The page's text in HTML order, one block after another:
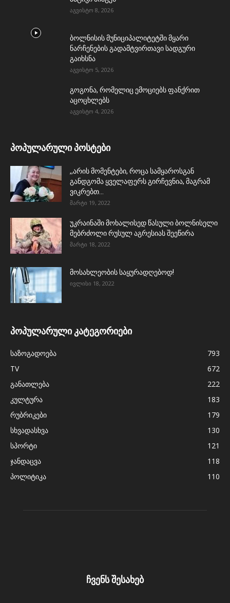
აგვისტო 8, 2026
ბოლნისის მუნიციპალიტეტში მყარი
ნარჩენების გადამტვირთავი სადგური
გაიხსნა
აგვისტო 5, 2026
გოგონა, რომელიც ემოციებს ფანქრით
აცოცხლებს
აგვისტო 4, 2026
პოპულარული პოსტები
,,არის მომენტები, როცა სამყაროსგან
განდგომა ყველაფერს გირჩევნია, მაგრამ
ვიკრებთ...
მარტი 19, 2022
უკრაინაში მოხალისედ წასული ბოლნისელი
მებრძოლი რუსულ აგრესიას შეეწირა
მარტი 18, 2022
მოსახლეობის საყურადღებოდ!
ივლისი 18, 2022
პოპულარული კატეგორიები
საზოგადოება
793
TV
672
განათლება
222
კულტურა
183
რუბრიკები
179
სხვადასხვა
130
სპორტი
121
ჯანდაცვა
118
პოლიტიკა
110
ჩვენს შესახებ